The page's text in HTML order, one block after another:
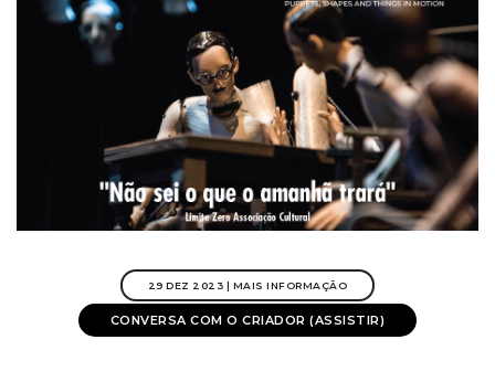
29 DEZ 2023 | MAIS INFORMAÇÃO
CONVERSA COM O CRIADOR (ASSISTIR)